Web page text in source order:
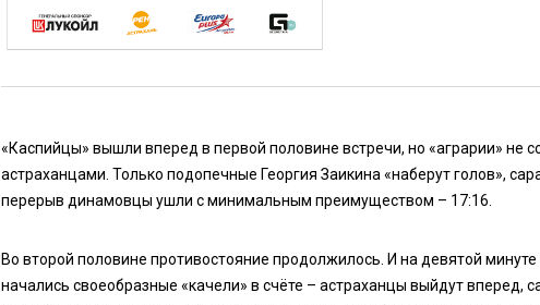
«Каспийцы» вышли вперед в первой половине встречи, но «аграрии» не
астраханцами. Только подопечные Георгия Заикина «наберут голов»,
перерыв динамовцы ушли с минимальным преимуществом – 17:16.
Во второй половине противостояние продолжилось. И на девятой
начались своеобразные «качели» в счёте – астраханцы выйдут вперед,